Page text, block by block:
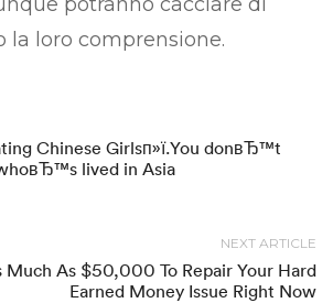
la loro comprensione.
Chinese Girlsп»ї.You donвЂ™t
lived in Asia
NEXT ARTICLE
Much As $50,000 To Repair Your Hard
Earned Money Issue Right Now